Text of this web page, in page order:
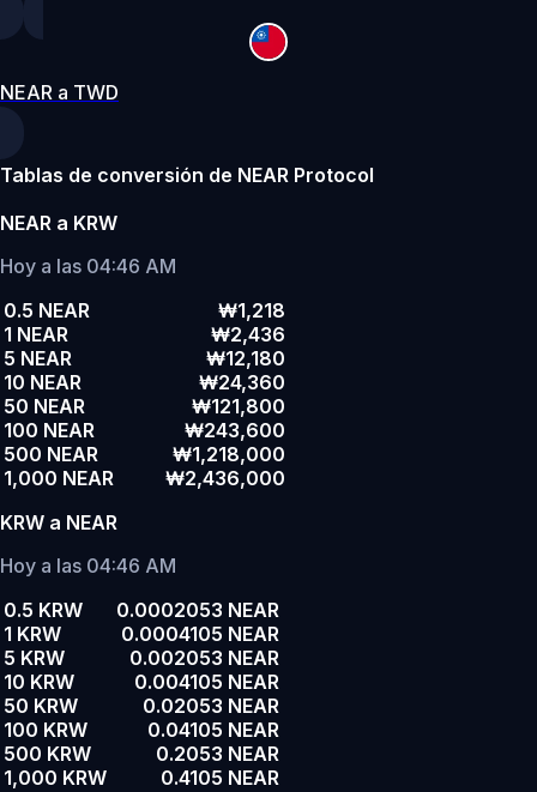
NEAR a TWD
Tablas de conversión de NEAR Protocol
NEAR a KRW
Hoy a las 04:46 AM
0.5 NEAR
₩1,218
1 NEAR
₩2,436
5 NEAR
₩12,180
10 NEAR
₩24,360
50 NEAR
₩121,800
100 NEAR
₩243,600
500 NEAR
₩1,218,000
1,000 NEAR
₩2,436,000
KRW a NEAR
Hoy a las 04:46 AM
0.5 KRW
0.0002053 NEAR
1 KRW
0.0004105 NEAR
5 KRW
0.002053 NEAR
10 KRW
0.004105 NEAR
50 KRW
0.02053 NEAR
100 KRW
0.04105 NEAR
500 KRW
0.2053 NEAR
1,000 KRW
0.4105 NEAR